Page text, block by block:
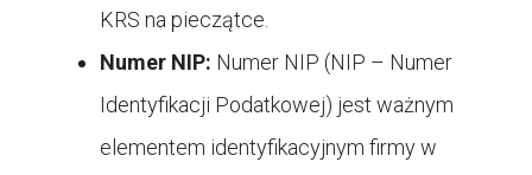
KRS na pieczątce.
Numer NIP: Numer NIP (NIP – Numer
Identyfikacji Podatkowej) jest ważnym
elementem identyfikacyjnym firmy w